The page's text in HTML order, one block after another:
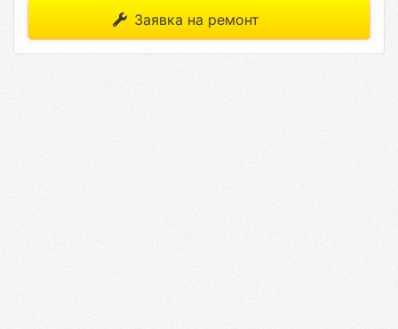
Заявка на ремонт